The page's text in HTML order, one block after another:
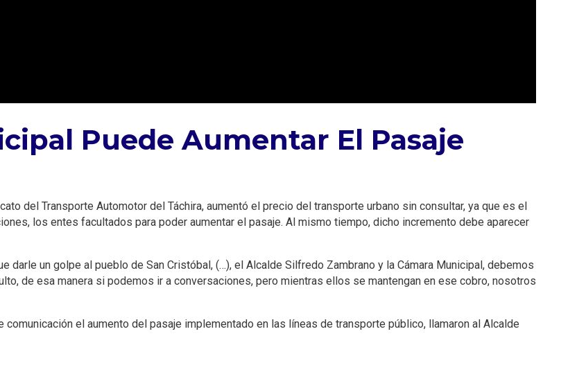
Puede Aumentar El Pasaje
del Transporte Automotor del Táchira, aumentó el precio del transporte urbano sin consultar, ya que es el
los entes facultados para poder aumentar el pasaje. Al mismo tiempo, dicho incremento debe aparecer
darle un golpe al pueblo de San Cristóbal, (…), el Alcalde Silfredo Zambrano y la Cámara Municipal, debemos
de esa manera si podemos ir a conversaciones, pero mientras ellos se mantengan en ese cobro, nosotros
el aumento del pasaje implementado en las líneas de transporte público, llamaron al Alcalde